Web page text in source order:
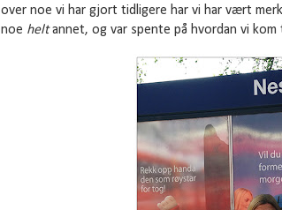
over noe vi har gjort tidligere har vi har vært
noe heltannet, og var spente på hvordan vi